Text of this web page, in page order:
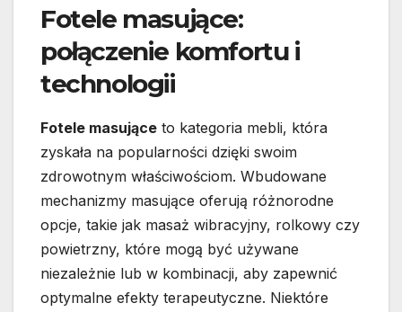
Fotele masujące:
połączenie komfortu i
technologii
Fotele masujące to kategoria mebli, która
zyskała na popularności dzięki swoim
zdrowotnym właściwościom. Wbudowane
mechanizmy masujące oferują różnorodne
opcje, takie jak masaż wibracyjny, rolkowy czy
powietrzny, które mogą być używane
niezależnie lub w kombinacji, aby zapewnić
optymalne efekty terapeutyczne. Niektóre